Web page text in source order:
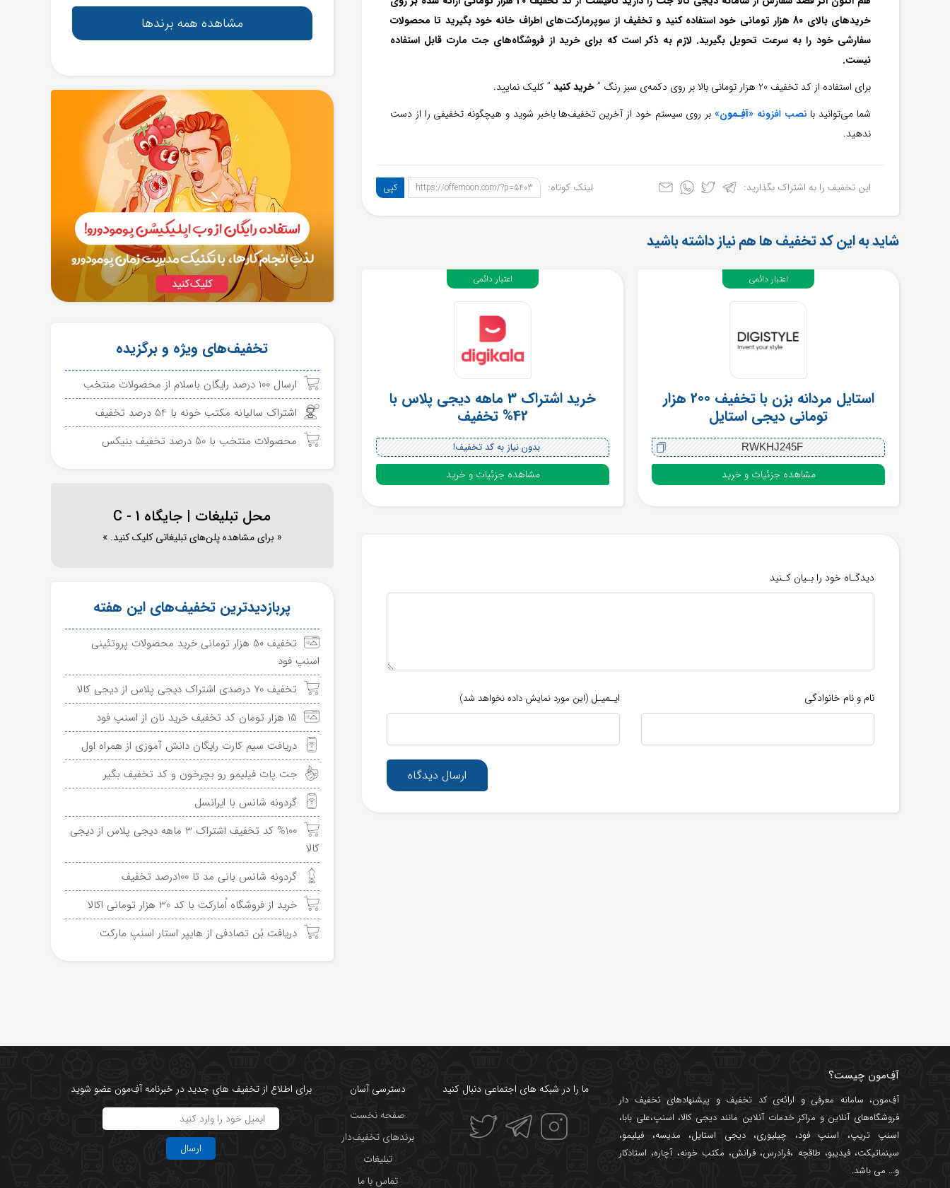
خریدهای بالای 80 هزار تومانی خود استفاده کنید و تخفیف از سوپرمارکت‌های اطراف خانه خود بگیرید تا محصولات
سفارشی خود را به سرعت تحویل بگیرید. لازم به ذکر است که برای خرید از فروشگاه‌های جت مارت قابل استفاده
نیست.
برای استفاده از کد تخفیف 20 هزار تومانی بالا بر روی دکمه‌ی سبز رنگ ”
خرید کنید ” کلیک نمایید.
شما می‌توانید با نصب افزونه «آفِـمون»بر روی سیستم خود از آخرین تخفیف‌ها باخبر شوید و هیچگونه تخفیفی را از دست
ندهید.
این تخفیف را به اشتراک بگذارید: لینک کوتاه: https://offemoon.com/?p=5403 کپی
شاید به این کد تخفیف ها هم نیاز داشته باشید
استایل مردانه بزن با تخفیف 200 هزار
تومانی دیجی استایل
RWKHJ245F
مشاهده جزئیات و خرید
اعتبار دائمی
خرید اشتراک 3 ماهه دیجی پلاس با
42% تخفیف
بدون نیاز به کد تخفیف!
مشاهده جزئیات و خرید
اعتبار دائمی
دیدگـاه خود را بـیان کـنید
نام و نام خانوادگی ایـمیـل (این مورد نمایش داده نخواهد شد)
ارسال دیدگاه
مشاهده همه برندها
تخفیف‌های ویژه و برگزیده
ارسال 100 درصد رایگان باسلام از محصولات منتخب
اشتراک سالیانه مکتب خونه با 54 درصد تخفیف
محصولات منتخب با 50 درصد تخفیف بنیکس
محل تبلیغات | جایگاه C - 1
« برای مشاهده پلن‌های تبلیغاتی کلیک کنید. »
پربازدیدترین تخفیف‌های این هفته
تخفیف 50 هزار تومانی خرید محصولات پروتئینی
اسنپ فود
تخفیف 70 درصدی اشتراک دیجی پلاس از دیجی کالا
15 هزار تومان کد تخفیف خرید نان از اسنپ فود
دریافت سیم کارت رایگان دانش آموزی از همراه اول
جت پات فیلیمو رو بچرخون و کد تخفیف بگیر
گردونه شانس با ایرانسل
%100 کد تخفیف اشتراک 3 ماهه دیجی پلاس از دیجی
کالا
گردونه شانس بانی مد تا 100درصد تخفیف
خرید از فروشگاه اُمارکت با کد 30 هزار تومانی اکالا
دریافت بُن تصادفی از هایپر استار اسنپ مارکت
آفِ‌مون چیست؟
آفِ‌مون، سامانه معرفی و ارائه‌یکد تخفیف و پیشنهادهای تخفیف دار
فروشگاه‌های آنلاین و مراکز خدمات آنلاین ماننددیجی کالا، اسنپ،علی بابا،
اسنپ تریپ، اسنپ فود، چیلیوری،دیجی استایل، مدیسه، فیلیمو،
سینماتیکت،فیدیبو، طاقچه ،فرادرس، فرانش، مکتب خونه،آچاره، استادکار
و... می باشد.
ما را در شبکه های اجتماعی دنبال کنید
دسترسی آسان
صفحه نخست
برندهای تخفیف‌دار
تبلیغات
تماس با ما
برای اطلاع از تخفیف های جدید در خبرنامه آفِ‌مون عضو شوید
ارسال